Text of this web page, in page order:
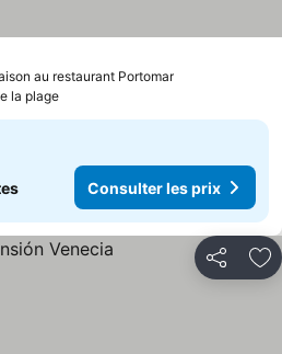
au restaurant PortomarConsulter
la plage
Consulter les prix
Partager